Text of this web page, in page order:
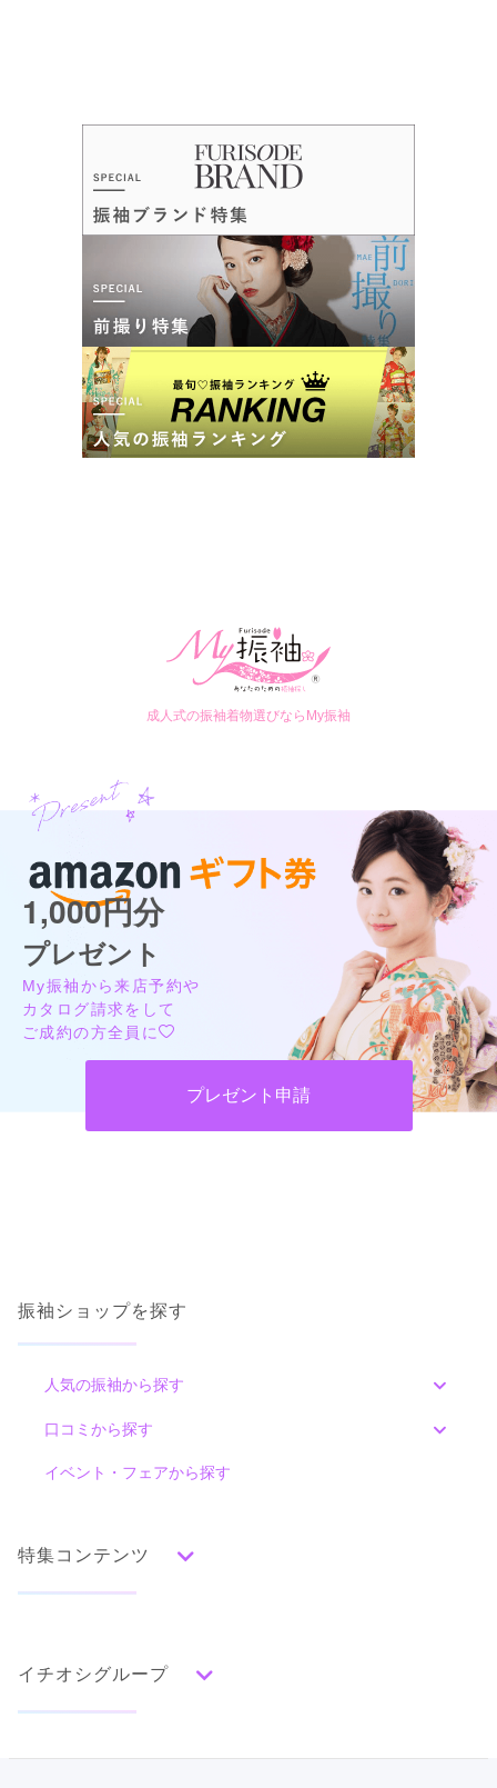
成人式の振袖着物選びならMy振袖
1,000円分
プレゼント
My振袖から来店予約や
カタログ請求をして
ご成約の方全員に
プレゼント申請
振袖ショップを探す
人気の振袖から探す
みんなの振袖ランキングトップ
グレー
黒 その他
レトロ
口コミから探す
口コミ一覧
イベント・フェアから探す
特集コンテンツ
ママ振特集
個性的振袖コーディネート特集
成人式レポート
イチオシグループ